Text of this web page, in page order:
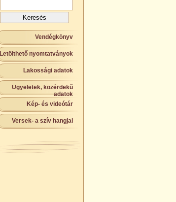
Vendégkönyv
Letölthető nyomtatványok
Lakossági adatok
Ügyeletek, közérdekű
adatok
Kép- és videótár
Versek- a szív hangjai